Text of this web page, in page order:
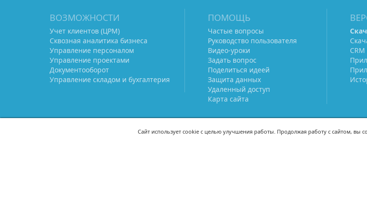
ВОЗМОЖНОСТИ
Учет клиентов (ЦРМ)
Сквозная аналитика бизнеса
Управление персоналом
Управление проектами
Документооборот
Управление складом и бухгалтерия
ПОМОЩЬ
Частые вопросы
Руководство пользователя
Видео-уроки
Задать вопрос
Поделиться идеей
Защита данных
Удаленный доступ
Карта сайта
Сайт использует cookie с целью улучшения работы. Продолжая работу с сайтом, вы